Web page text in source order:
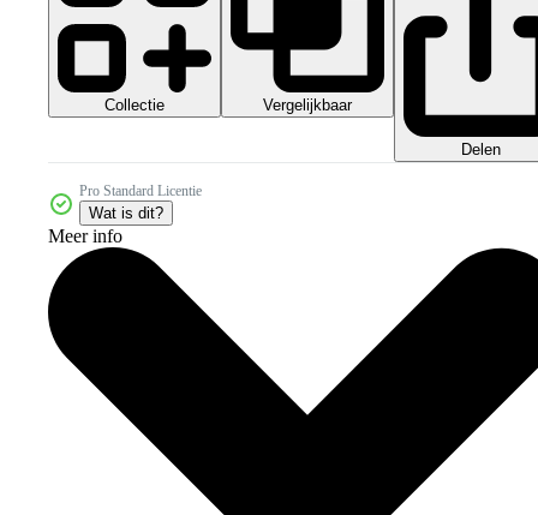
Collectie Vergelijkbaar
Delen
Pro Standard Licentie
Wat is dit?
Meer info